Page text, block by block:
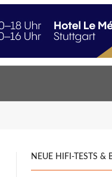
NEUE HIFI-TESTS &